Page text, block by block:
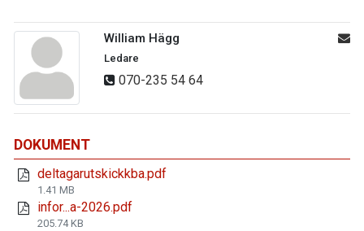
William Hägg
Ledare
070-235 54 64
DOKUMENT
deltagarutskickkba.pdf
1.41 MB
infor...a-2026.pdf
205.74 KB